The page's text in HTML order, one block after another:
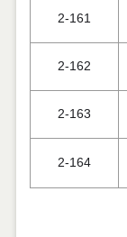
2-161
2-162
2-163
2-164